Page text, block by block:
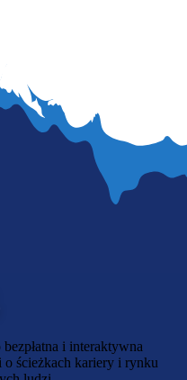
i interaktywna
o ścieżkach kariery i rynku